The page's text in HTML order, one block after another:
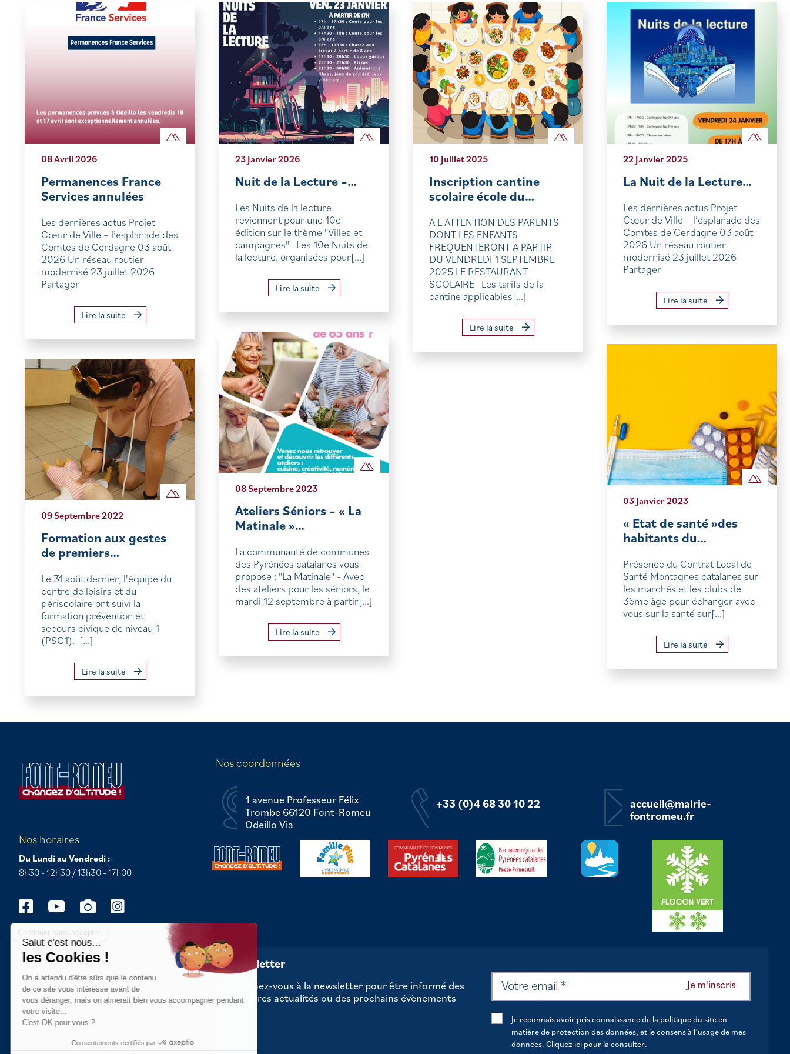
08 Avril 2026
Permanences France
Services annulées
Les dernières actus Projet
Cœur de Ville – l’esplanade des
Comtes de Cerdagne 03 août
2026 Un réseau routier
modernisé 23 juillet 2026
Partager
Lire la suite
23 Janvier 2026
Nuit de la Lecture –…
Les Nuits de la lecture
reviennent pour une 10e
édition sur le thème "Villes et
campagnes" Les 10e Nuits de
la lecture, organisées pour[...]
Lire la suite
10 Juillet 2025
Inscription cantine
scolaire école du…
A L'ATTENTION DES PARENTS
DONT LES ENFANTS
FREQUENTERONT A PARTIR
DU VENDREDI 1 SEPTEMBRE
2025 LE RESTAURANT
SCOLAIRE Les tarifs de la
cantine applicables[...]
Lire la suite
22 Janvier 2025
La Nuit de la Lecture…
Les dernières actus Projet
Cœur de Ville – l’esplanade des
Comtes de Cerdagne 03 août
2026 Un réseau routier
modernisé 23 juillet 2026
Partager
Lire la suite
08 Septembre 2023
Ateliers Séniors – « La
Matinale »…
La communauté de communes
des Pyrénées catalanes vous
propose : "La Matinale" - Avec
des ateliers pour les séniors, le
mardi 12 septembre à partir[...]
Lire la suite
03 Janvier 2023
« Etat de santé »des
habitants du…
Présence du Contrat Local de
Santé Montagnes catalanes sur
les marchés et les clubs de
3ème âge pour échanger avec
vous sur la santé sur[...]
Lire la suite
09 Septembre 2022
Formation aux gestes
de premiers…
Le 31 août dernier, l'équipe du
centre de loisirs et du
périscolaire ont suivi la
formation prévention et
secours civique de niveau 1
(PSC1). [...]
Lire la suite
Nos horaires
Du Lundi au Vendredi :
8h30 - 12h30 / 13h30 - 17h00
Nos coordonnées
1 avenue Professeur Félix
Trombe 66120 Font-Romeu
Odeillo Via
+33 (0)4 68 30 10 22
accueil@mairie-
fontromeu.fr
Newsletter
Abonnez-vous à la newsletter pour être informé des
dernières actualités ou des prochains évènements
Je reconnais avoir pris connaissance de la politique du site en
matière de protection des données, et je consens à l’usage de mes
données. Cliquez ici pour la consulter.
Continuer sans accepter
Salut c'est nous...
les Cookies !
On a attendu d'être sûrs que le contenu
de ce site vous intéresse avant de
vous déranger, mais on aimerait bien vous accompagner pendant
votre visite...
C'est OK pour vous ?
Consentements certifiés par